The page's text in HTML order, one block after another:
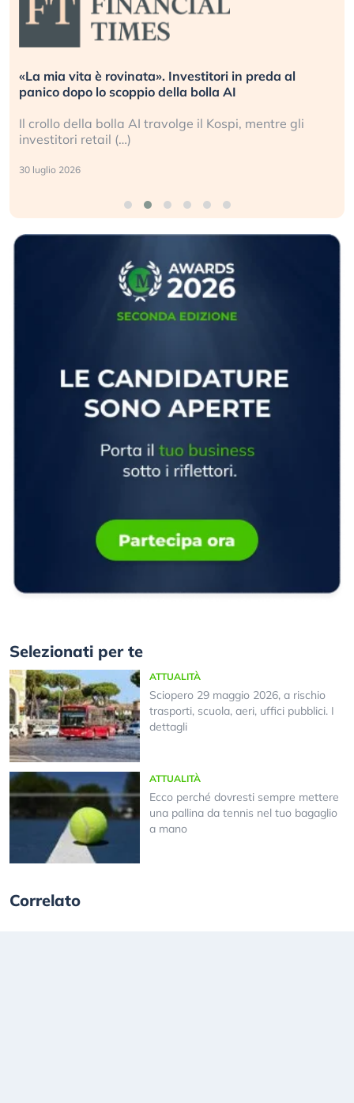
«La mia vita è rovinata». Investitori in preda al
panico dopo lo scoppio della bolla AI
Il crollo della bolla AI travolge il Kospi, mentre gli
investitori retail (…)
30 luglio 2026
Selezionati per te
ATTUALITÀ
Sciopero 29 maggio 2026, a rischio
trasporti, scuola, aeri, uffici pubblici. I
dettagli
ATTUALITÀ
Ecco perché dovresti sempre mettere
una pallina da tennis nel tuo bagaglio
a mano
Correlato